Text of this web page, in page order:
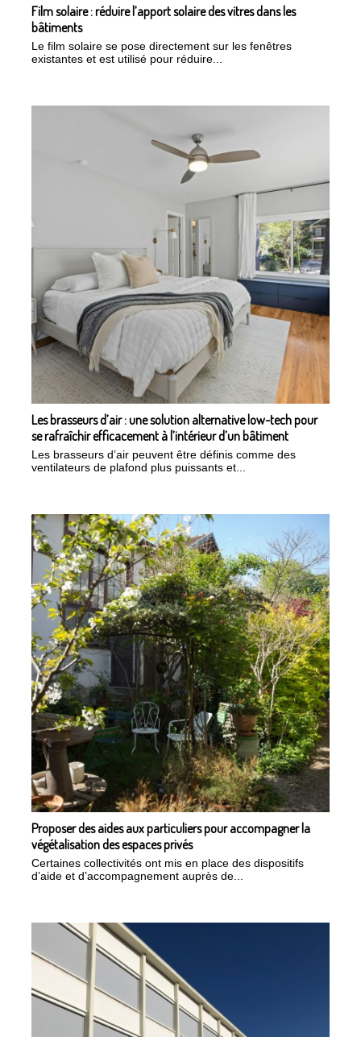
Film solaire : réduire l’apport solaire des vitres dans les
bâtiments
Le film solaire se pose directement sur les fenêtres
existantes et est utilisé pour réduire...
Les brasseurs d’air : une solution alternative low-tech pour
se rafraîchir efficacement à l’intérieur d’un bâtiment
Les brasseurs d’air peuvent être définis comme des
ventilateurs de plafond plus puissants et...
Proposer des aides aux particuliers pour accompagner la
végétalisation des espaces privés
Certaines collectivités ont mis en place des dispositifs
d’aide et d’accompagnement auprès de...